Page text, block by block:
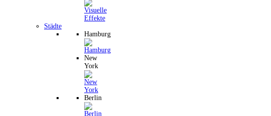
Städte
Hamburg
New
York
Berlin